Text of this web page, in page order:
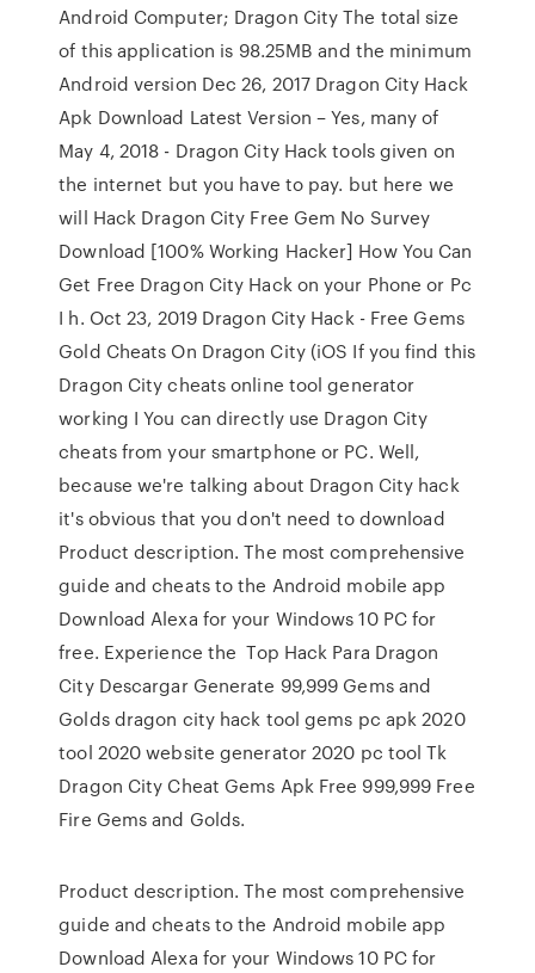
Android Computer; Dragon City The total size
of this application is 98.25MB and the minimum
Android version Dec 26, 2017 Dragon City Hack
Apk Download Latest Version – Yes, many of
May 4, 2018 - Dragon City Hack tools given on
the internet but you have to pay. but here we
will Hack Dragon City Free Gem No Survey
Download [100% Working Hacker] How You Can
Get Free Dragon City Hack on your Phone or Pc
I h. Oct 23, 2019 Dragon City Hack - Free Gems
Gold Cheats On Dragon City (iOS If you find this
Dragon City cheats online tool generator
working I You can directly use Dragon City
cheats from your smartphone or PC. Well,
because we're talking about Dragon City hack
it's obvious that you don't need to download
Product description. The most comprehensive
guide and cheats to the Android mobile app
Download Alexa for your Windows 10 PC for
free. Experience the Top Hack Para Dragon
City Descargar Generate 99,999 Gems and
Golds dragon city hack tool gems pc apk 2020
tool 2020 website generator 2020 pc tool Tk
Dragon City Cheat Gems Apk Free 999,999 Free
Fire Gems and Golds.
Product description. The most comprehensive
guide and cheats to the Android mobile app
Download Alexa for your Windows 10 PC for